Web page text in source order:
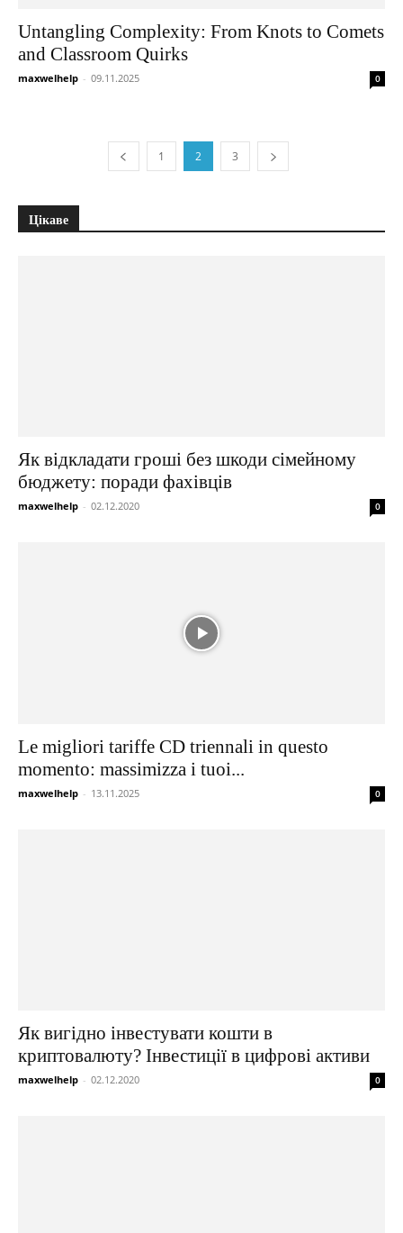
Untangling Complexity: From Knots to Comets
and Classroom Quirks
maxwelhelp - 09.11.2025 0
1 2 3
Цікаве
Як відкладати гроші без шкоди сімейному
бюджету: поради фахівців
maxwelhelp - 02.12.2020 0
Le migliori tariffe CD triennali in questo
momento: massimizza i tuoi...
maxwelhelp - 13.11.2025 0
Як вигідно інвестувати кошти в
криптовалюту? Інвестиції в цифрові активи
maxwelhelp - 02.12.2020 0